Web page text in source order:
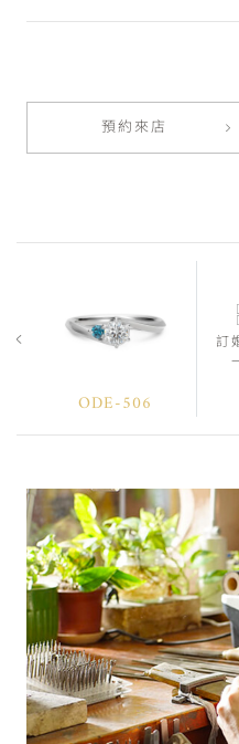
預約來店
ODE-506
訂